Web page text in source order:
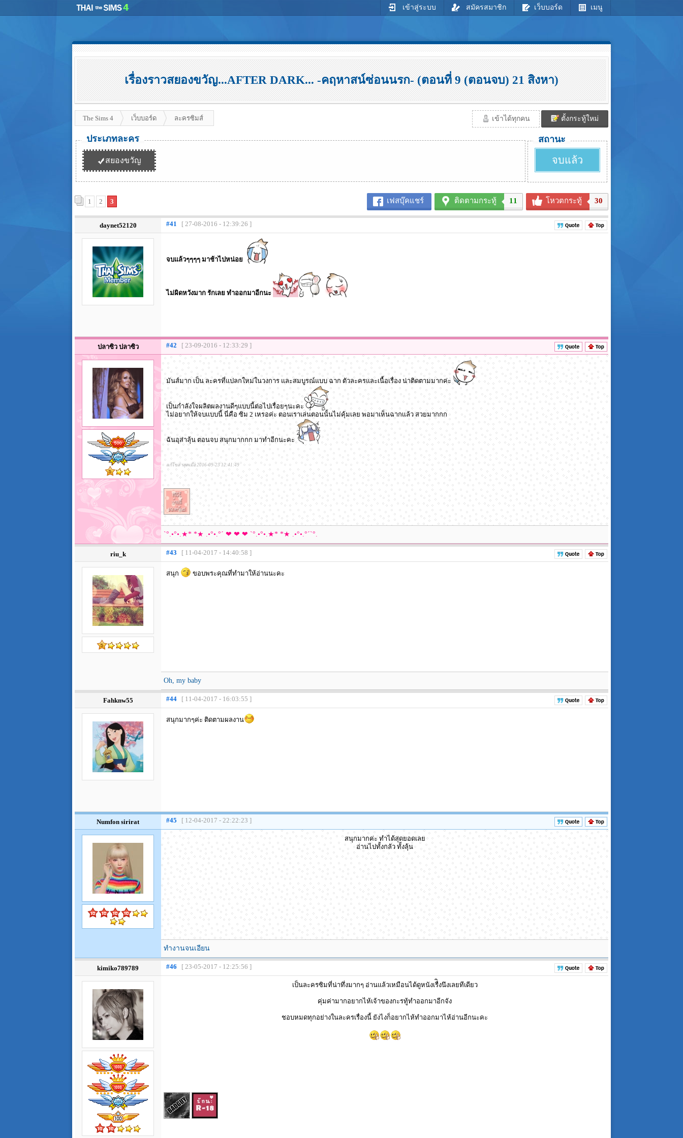
เข้าสู่ระบบ สมัครสมาชิก เว็บบอร์ด เมนู
เรื่องราวสยองขวัญ...AFTER DARK... -คฤหาสน์ซ่อนนรก- (ตอนที่ 9 (ตอนจบ) 21 สิงหา)
The Sims 4 เว็บบอร์ด ละครซิมส์ เข้าได้ทุกคน ตั้งกระทู้ใหม่
ประเภทละคร
สยองขวัญ
สถานะ
จบแล้ว
เฟสบุ๊คแชร์ ติดตามกระทู้ 11 โหวตกระทู้ 30
1 2 3
daynet52120 #41 [ 27-08-2016 - 12:39:26 ]
จบแล้วๆๆๆๆ มาช้าไปหน่อย
ไม่ผิดหวังมาก รักเลย ทำออกมาอีกนะ
ปลาซิว ปลาซิว #42 [ 23-09-2016 - 12:33:29 ]
มันส์มาก เป็น ละครที่แปลกใหม่ในวงการ และสมบูรณ์แบบ ฉาก ตัวละครและเนื้อเรื่อง น่าติดตามมากค่ะ
เป็นกำลังใจผลิตผลงานดีๆแบบนี้ต่อไปเรื่อยๆนะคะ
ไม่อยากให้จบเเบบนี้ นี่คือ ซิม 2 เหรอค่ะ ตอนเราเล่นตอนนั้นไม่คุ้มเลย พอมาเห็นฉากเเล้ว สวยมากกก
ฉันอุส่าลุ้น ตอนจบ สนุกมากกก มาทำอีกนะคะ
แก้ไขล่าสุดเมื่อ 2016-09-23 12:41:49
`°.•°•.★* *★ .•°•.°´ ❤ ❤ ❤ `°.•°•.★* *★ .•°•.°´`°.
riu_k #43 [ 11-04-2017 - 14:40:58 ]
สนุก ขอบพระคุณที่ทำมาให้อ่านนะคะ
Oh, my baby
Fahknw55 #44 [ 11-04-2017 - 16:03:55 ]
สนุกมากๆค่ะ ติดตามผลงาน
Numfon sirirat #45 [ 12-04-2017 - 22:22:23 ]
สนุกมากค่ะ ทำได้สุดยอดเลย
อ่านไปทั้งกลัว ทั้งลุ้น
ทำงานจนเอียน
kimiko789789 #46 [ 23-05-2017 - 12:25:56 ]
เป็นละครซิมที่น่าทึ่งมากๆ อ่านแล้วเหมือนได้ดูหนังเรื่ิงนึงเลยทีเดียว
คุ่มค่ามากอยากไห้เจ้าของกะรทู้ทำออกมาอีกจัง
ชอบหมดทุกอย่างในละครเรื่องนี้ ยังไงก็อยากไห้ทำออกมาไห้อ่านอีกนะคะ